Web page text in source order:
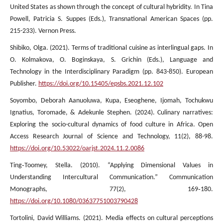
United States as shown through the concept of cultural hybridity. In Tina
Powell, Patricia S. Suppes (Eds.), Transnational American Spaces (pp.
215-233). Vernon Press.
Shibiko, Olga. (2021). Terms of traditional cuisine as interlingual gaps. In
O. Kolmakova, O. Boginskaya, S. Grichin (Eds.), Language and
Technology in the Interdisciplinary Paradigm (pp. 843-850). European
Publisher. https://doi.org/10.15405/epsbs.2021.12.102
Soyombo, Deborah Aanuoluwa, Kupa, Eseoghene, Ijomah, Tochukwu
Ignatius, Toromade, & Adekunle Stephen. (2024). Culinary narratives:
Exploring the socio-cultural dynamics of food culture in Africa. Open
Access Research Journal of Science and Technology, 11(2), 88-98.
https://doi.org/10.53022/oarjst.2024.11.2.0086
Ting‑Toomey, Stella. (2010). “Applying Dimensional Values in
Understanding Intercultural Communication.” Communication
Monographs, 77(2), 169‑180.
https://doi.org/10.1080/03637751003790428
Tortolini, David Williams. (2021). Media effects on cultural perceptions